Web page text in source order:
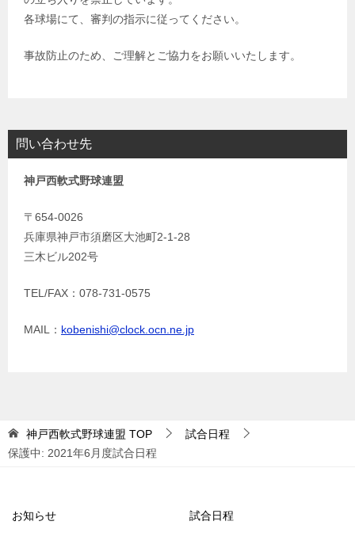
各球場にて、審判の指示に従ってください。
事故防止のため、ご理解とご協力をお願いいたします。
問い合わせ先
神戸西軟式野球連盟
〒654-0026
兵庫県神戸市須磨区大池町2-1-28
三木ビル202号
TEL/FAX：078-731-0575
MAIL： kobenishi@clock.ocn.ne.jp
神戸西軟式野球連盟 TOP
試合日程
保護中: 2021年6月度試合日程
お知らせ 試合日程